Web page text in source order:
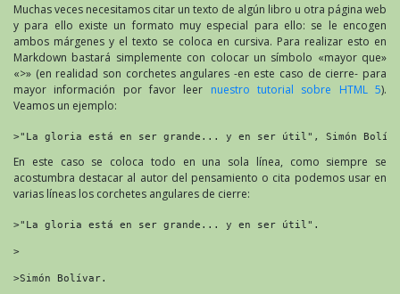
Muchas veces necesitamos citar un texto de algún libro u otra página web
y para ello existe un formato muy especial para ello: se le encogen
ambos márgenes y el texto se coloca en cursiva. Para realizar esto en
Markdown bastará simplemente con colocar un símbolo «mayor que»
«>» (en realidad son corchetes angulares -en este caso de cierre- para
mayor información por favor leer nuestro tutorial sobre HTML 5).
Veamos un ejemplo:
>"La gloria está en ser grande... y en ser útil", Simón
En este caso se coloca todo en una sola línea, como siempre se
acostumbra destacar al autor del pensamiento o cita podemos usar en
varias líneas los corchetes angulares de cierre:
>"La gloria está en ser grande... y en ser útil".
>
>Simón Bolívar.